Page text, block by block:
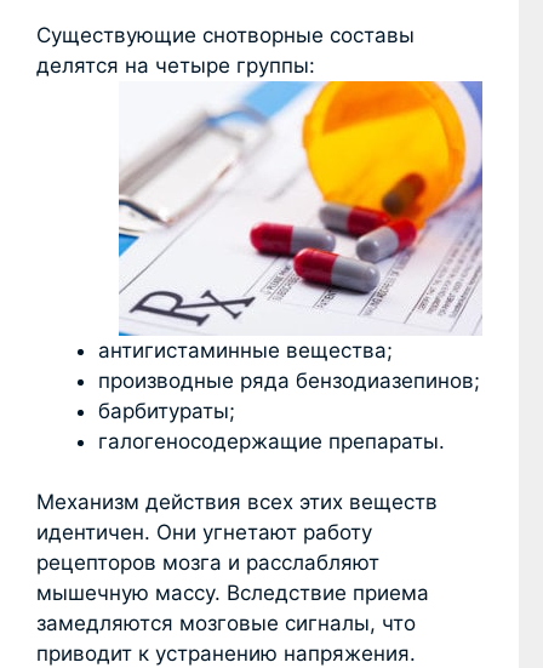
Существующие снотворные составы
делятся на четыре группы:
антигистаминные вещества;
производные ряда бензодиазепинов;
барбитураты;
галогеносодержащие препараты.
Механизм действия всех этих веществ
идентичен. Они угнетают работу
рецепторов мозга и расслабляют
мышечную массу. Вследствие приема
замедляются мозговые сигналы, что
приводит к устранению напряжения.